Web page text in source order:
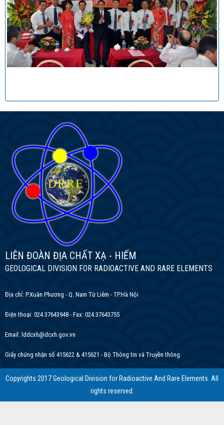
LIÊN ĐOÀN ĐỊA CHẤT XẠ - HIẾM
GEOLOGICAL DIVISION FOR RADIOACTIVE AND RARE ELEMENTS
Địa chỉ: P.Xuân Phương - Q. Nam Từ Liêm - TP.Hà Nội
Điện thoại: 024.37643948 - Fax: 024.37643755
Email: lddcxh@dcxh.gov.vn
Giấy chứng nhận số 415622 & 415621 - Bộ Thông tin và Truyền thông
Copyrights 2017 Geological Division for Radioactive And Rare Elements. All
rights reserved.